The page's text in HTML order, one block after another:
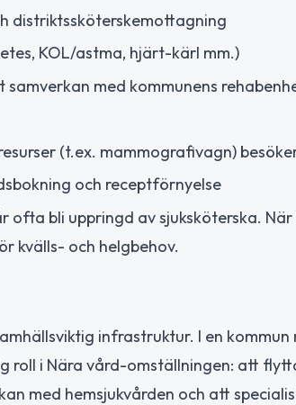
distriktssköterskemottagning
KOL/astma, hjärt-kärl mm.)
med kommunens
(t.ex. mammografivagn)
och receptförnyelse
bli uppringd av sjuksköterska.
kvälls- och helgbehov.
infrastruktur. I en
roll i Nära vård-omställningen: att
med hemsjukvården och att